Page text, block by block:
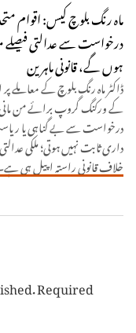
ماہ رنگ بلوچ کیس: اقوام
درخواست سے عدالتی فیصلے
ہوں گے، قانونی ماہرین
ڈاکٹر ماہ رنگ بلوچ کے معاملے پر
کے ورکنگ گروپ برائے من
درخواست سے بے گناہی یا
داری ثابت نہیں ہوتی؛ ملکی
خلاف قانونی راستہ اپیل ہی
Required